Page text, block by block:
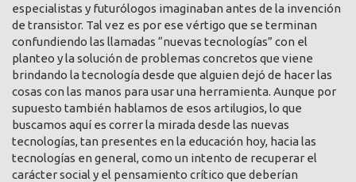
especialistas y futurólogos imaginaban antes de la invención
de transistor. Tal vez es por ese vértigo que se terminan
confundiendo las llamadas “nuevas tecnologías” con el
planteo y la solución de problemas concretos que viene
brindando la tecnología desde que alguien dejó de hacer las
cosas con las manos para usar una herramienta. Aunque por
supuesto también hablamos de esos artilugios, lo que
buscamos aquí es correr la mirada desde las nuevas
tecnologías, tan presentes en la educación hoy, hacia las
tecnologías en general, como un intento de recuperar el
carácter social y el pensamiento crítico que deberían